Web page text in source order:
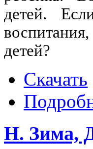
детей.
детей?
Скачать
Н. Зима,